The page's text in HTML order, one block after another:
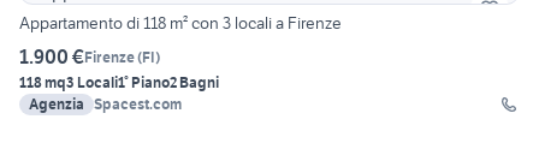
Appartamento di 118 m² con 3 locali a Firenze
1.900 €Firenze(FI)
118 mq3 Locali1° Piano2 Bagni
Agenzia Spacest.com